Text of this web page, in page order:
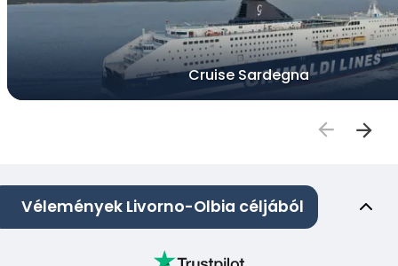
Cruise Sardegna
Vélemények Livorno-Olbia céljából